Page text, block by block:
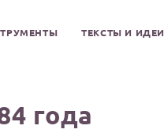
ТЕКСТЫ И ИДЕИ
года